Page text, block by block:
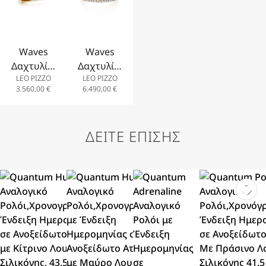
Waves
Δαχτυλίδι
σε 18Κ
Λευκό και
LEO PIZZO
3.560,00€
Waves
Δαχτυλίδι
σε 18Κ
Λευκό και
Διαμάντια
LEO PIZZO
6.490,00€
ΔΕΙΤΕ ΕΠΙΣΗΣ